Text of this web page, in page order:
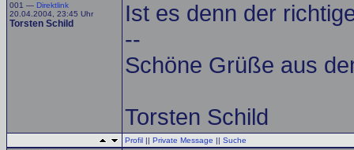
001 — Direktlink
20.04.2004, 23:45 Uhr
Torsten Schild
Ist es denn der
--
Schöne Grüße aus
Torsten Schild
Profil || Private Message || Suche